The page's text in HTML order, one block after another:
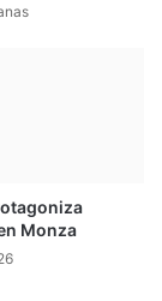
Monza